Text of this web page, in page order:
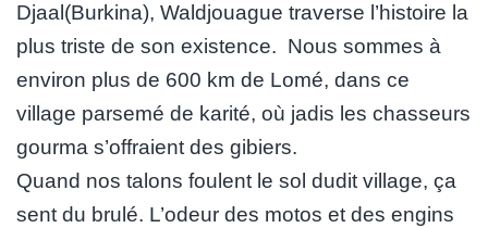
Djaal(Burkina), Waldjouague traverse l’histoire la
plus triste de son existence. Nous sommes à
environ plus de 600 km de Lomé, dans ce
village parsemé de karité, où jadis les chasseurs
gourma s’offraient des gibiers.
Quand nos talons foulent le sol dudit village, ça
sent du brulé. L’odeur des motos et des engins